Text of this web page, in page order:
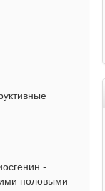
-
половыми